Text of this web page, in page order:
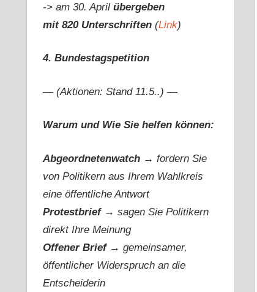
-> am 30. April übergeben
mit 820 Unterschriften(Link)
4. Bundestagspetition
— (Aktionen: Stand 11.5..) —
Warum und Wie Sie helfen können:
Abgeordnetenwatch → fordern Sie
von Politikern aus Ihrem Wahlkreis
eine öffentliche Antwort
Protestbrief → sagen Sie Politikern
direkt Ihre Meinung
Offener Brief → gemeinsamer,
öffentlicher Widerspruch an die
Entscheiderin